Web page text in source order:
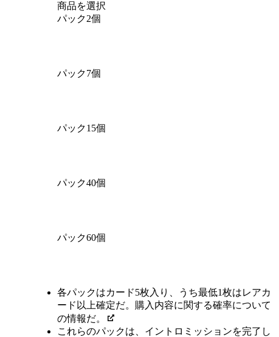
商品を選択
パック2個
パック7個
パック15個
パック40個
パック60個
Available actions
各パックはカード5枚入り、うち最低1枚はレアカ
ード以上確定だ。購入内容に関する確率について
の情報だ。
これらのパックは、イントロミッションを完了し